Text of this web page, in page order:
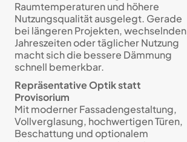
Raumtemperaturen und höhere
Nutzungsqualität ausgelegt. Gerade
bei längeren Projekten, wechselnden
Jahreszeiten oder täglicher Nutzung
macht sich die bessere Dämmung
schnell bemerkbar.
Repräsentative Optik statt
Provisorium
Mit moderner Fassadengestaltung,
Vollverglasung, hochwertigen Türen,
Beschattung und optionalem